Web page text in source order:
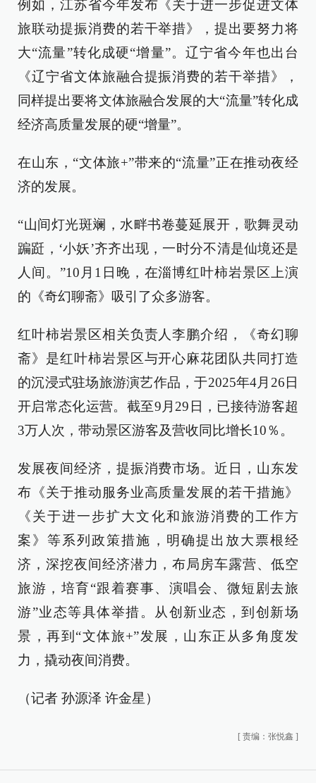
例如，江苏省今年发布《关于进一步促进文体
旅联动提振消费的若干举措》，提出要努力将
大“流量”转化成硬“增量”。辽宁省今年也出台
《辽宁省文体旅融合提振消费的若干举措》，
同样提出要将文体旅融合发展的大“流量”转化成
经济高质量发展的硬“增量”。
在山东，“文体旅+”带来的“流量”正在推动夜经
济的发展。
“山间灯光斑斓，水畔书卷蔓延展开，歌舞灵动
蹁跹，‘小妖’齐齐出现，一时分不清是仙境还是
人间。”10月1日晚，在淄博红叶柿岩景区上演
的《奇幻聊斋》吸引了众多游客。
红叶柿岩景区相关负责人李鹏介绍，《奇幻聊
斋》是红叶柿岩景区与开心麻花团队共同打造
的沉浸式驻场旅游演艺作品，于2025年4月26日
开启常态化运营。截至9月29日，已接待游客超
3万人次，带动景区游客及营收同比增长10％。
发展夜间经济，提振消费市场。近日，山东发
布《关于推动服务业高质量发展的若干措施》
《关于进一步扩大文化和旅游消费的工作方
案》等系列政策措施，明确提出放大票根经
济，深挖夜间经济潜力，布局房车露营、低空
旅游，培育“跟着赛事、演唱会、微短剧去旅
游”业态等具体举措。从创新业态，到创新场
景，再到“文体旅+”发展，山东正从多角度发
力，撬动夜间消费。
（记者 孙源泽 许金星）
[ 责编：张悦鑫 ]